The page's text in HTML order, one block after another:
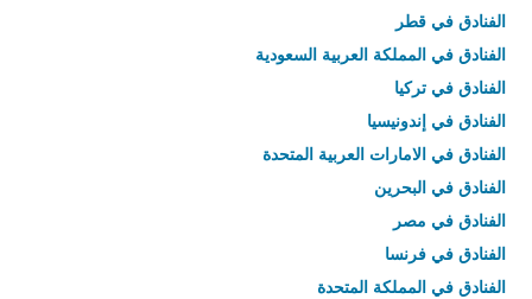
الفنادق في قطر
الفنادق في المملكة العربية السعودية
الفنادق في تركيا
الفنادق في إندونيسيا
الفنادق في الامارات العربية المتحدة
الفنادق في البحرين
الفنادق في مصر
الفنادق في فرنسا
الفنادق في المملكة المتحدة